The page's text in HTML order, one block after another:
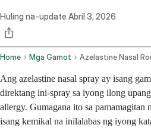
Huling na-update Abril 3, 2026
Home Mga Gamot Azelastine Nasal
Ang azelastine nasal spray ay isang
direktang ini-spray sa iyong ilong
allergy. Gumagana ito sa pamamagitan
isang kemikal na inilalabas ng iyong